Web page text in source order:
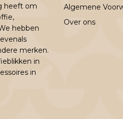
heeft om
hebben
merken.
in
in
Algemene
Over ons